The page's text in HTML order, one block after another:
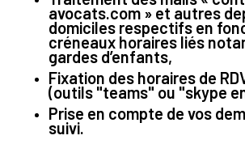
avocats.com » et autres
domiciles respectifs en
créneaux horaires liés
gardes d’enfants,
Fixation des horaires de
(outils "teams" ou "skype
Prise en compte de vos
suivi.